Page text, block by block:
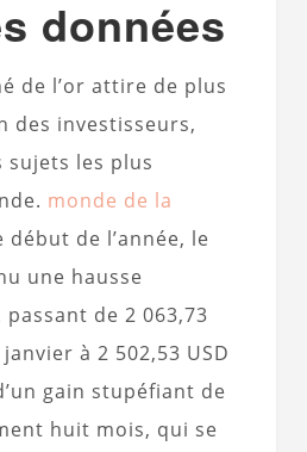
données
de l’or attire de plus
des investisseurs,
sujets les plus
monde de la
début de l’année, le
une hausse
de 2 063,73
à 2 502,53 USD
gain stupéfiant de
huit mois, qui se